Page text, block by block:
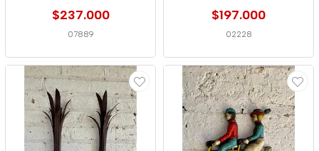
$237.000
07889
$197.000
02228